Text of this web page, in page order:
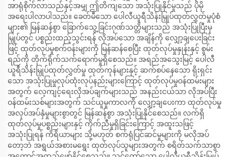
အာရုံစိုက်လာသည်နှင့်အမျှ ဤတိကျသော အသုံးပြုနိုင်မှုသည် ပိုမို
အရေးပါလာပါသည်။ ခေတ်မီသော ပေါလီယူရီသိန်းမြှုပ်ထုတ်လွှတ်မှုပုံစံ
များ၏ မြန်ဆန်စွာ ခြောက်သွေ့ခြင်းဂုဏ်သတ္တိများသည် အသုံးပြုပြီးမှ
မြှုပ်တွင် ပစ္စည်းထည့်သွင်းရန် လိုအပ်သော အချိန်ကို လျှော့ချပေးခြင်း
ဖြင့် ထုတ်လုပ်မှုစက်ဝန်းများကို မြန်ဆန်စေပြီး ထုတ်လုပ်မှုနှုန်းနှင့် စွမ်း
ရည်ကို တိုက်ရိုက်သက်ရောက်မှုရှိစေသည်။ အရည်အသွေးမြင့် ပေါလီ
ယူရီသိန်းမြှုပ်ထုတ်လွှတ်မှု ထုတ်ကုန်များနှင့် ဆက်စပ်နေသော ရိုးရှင်း
သော အသုံးပြုမှုလုပ်ထုံးလုပ်နည်းများကြောင့် ထုတ်လုပ်မှုဝန်ထမ်းများ
အတွက် လေ့ကျင့်ရေးလိုအပ်ချက်များသည် အနည်းငယ်သာ လိုအပ်ပြီး
ဝန်ထမ်းသစ်များအတွက် သင်ယူမှုကာလကို လျှော့ချပေးကာ ထုတ်လုပ်မှု
အလုပ်အပ်နှံမှုများစွာတွင် မြန်ဆန်စွာ အသုံးပြုနိုင်စေသည်။ လက်ရှိ
ထုတ်လုပ်မှုပစ္စည်းများနှင့် ကိုက်ညီမှုရှိခြင်းကြောင့် အထူးသဖြင့်
အသုံးပြုရန် ကိရိယာများ သို့မဟုတ် စက်ရုံပြင်ဆင်မှုများကို မလိုအပ်
တော့ဘဲ အရွယ်အစားမရွေး ထုတ်လုပ်သူများအတွက် စရိတ်သက်သာစွာ